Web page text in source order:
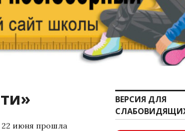
22 июня прошла
ВЕРСИЯ ДЛЯ